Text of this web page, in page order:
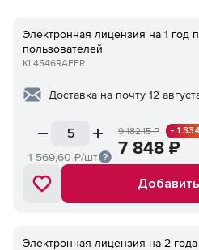
Электронная лицензия на 1 год
пользователей
KL4546RAEFR
Доставка на почту 12
1 569,60 ₽/шт
9 182,15₽ - 1
7 848 ₽
Электронная лицензия на 2